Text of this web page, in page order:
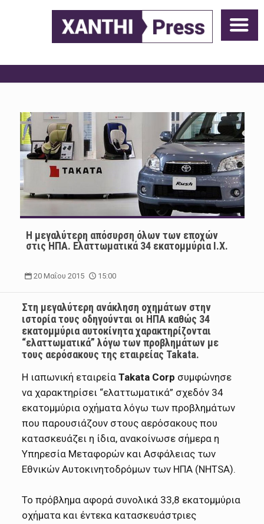
Η μεγαλύτερη απόσυρση όλων των εποχών
στις ΗΠΑ. Ελαττωματικά 34 εκατομμύρια Ι.Χ.
20 Μαΐου 2015 15:00
Στη μεγαλύτερη ανάκληση οχημάτων στην
ιστορία τους οδηγούνται οι ΗΠΑ καθώς 34
εκατομμύρια αυτοκίνητα χαρακτηρίζονται
“ελαττωματικά” λόγω των προβλημάτων με
τους αερόσακους της εταιρείας Takata.
Η ιαπωνική εταιρείαTakata Corp συμφώνησε
να χαρακτηρίσει “ελαττωματικά” σχεδόν 34
εκατομμύρια οχήματα λόγω των προβλημάτων
που παρουσιάζουν στους αερόσακους που
κατασκευάζει η ίδια, ανακοίνωσε σήμερα η
Υπηρεσία Μεταφορών και Ασφάλειας των
Εθνικών Αυτοκινητοδρόμων των ΗΠΑ (NHTSA).
Το πρόβλημα αφορά συνολικά 33,8 εκατομμύρια
οχήματα και έντεκα κατασκευάστριες